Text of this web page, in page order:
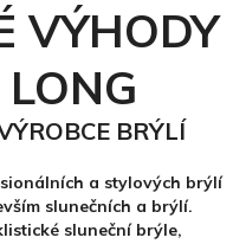
VÝHODY
BRÝLÍ
a stylových brýlí
slunečních a brýlí.
sluneční brýle,